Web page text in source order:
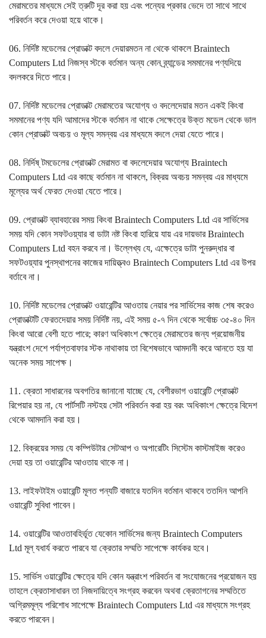
মেরামতের মাধ্যমে সেই ত্রুটি দূর করা হয় এবং পন্যের প্রকার ভেদে তা সাথে সাথে
পরিবর্তন করে দেওয়া হয়ে থাকে।
06. নির্দিষ্ট মডেলের প্রোডাক্ট বদলে দেয়ারমতন না থেকে থাকলে Braintech
Computers Ltd নিজস্ব স্টকে বর্তমান অন্য কোন ব্র্যান্ডের সমমানের পণ্যদিয়ে
বদলকরে দিতে পারে।
07. নির্দিষ্ট মডেলের প্রোডাক্ট মেরামতের অযোগ্য ও বদলেদেয়ার মতন একই কিংবা
সমমানের পণ্য যদি আমাদের স্টকে বর্তমান না থাকে সেক্ষেত্রে উক্ত মডেল থেকে ভাল
কোন প্রোডাক্ট অবচয় ও মূল্য সমন্বয় এর মাধ্যমে বদলে দেয়া যেতে পারে।
08. নির্দিষ্ টমডেলের প্রোডাক্ট মেরামত বা বদলেদেয়ার অযোগ্য Braintech
Computers Ltd এর কাছে বর্তমান না থাকলে, বিক্রয় অবচয় সমন্বয় এর মাধ্যমে
মূল্যের অর্থ ফেরত দেওয়া যেতে পারে।
09. প্রোডাক্ট ব্যাবহারের সময় কিংবা Braintech Computers Ltd এর সার্ভিসের
সময় যদি কোন সফটওয়্যার বা ডাটা নষ্ট কিংবা হারিয়ে যায় এর দায়ভার Braintech
Computers Ltd বহন করবে না। উল্লেখ্য যে, এক্ষেত্রে ডাটা পুনরুদ্ধার বা
সফটওয়্যার পুনস্থাপনের কাজের দায়িত্ত্বও Braintech Computers Ltd এর উপর
বর্তাবে না।
10. নির্দিষ্ট মডেলের প্রোডাক্ট ওয়ারেন্টির আওতায় নেয়ার পর সার্ভিসের কাজ শেষ করেও
প্রোডাক্টটি ফেরতদেয়ার সময় নির্দিষ্ট নয়, এই সময় ৫-৭ দিন থেকে সর্বোচ্চ ৩৫-৪০ দিন
কিংবা আরো বেশী হতে পারে; কারণ অধিকাংশ ক্ষেত্রে মেরামতের জন্য প্রয়োজনীয়
যন্ত্রাংশ দেশে পর্যাপ্তবাফার স্টক নাথাকায় তা বিশেষভাবে আমদানী করে আনতে হয় যা
অনেক সময় সাপেক্ষ।
11. ক্রেতা সাধারনের অবগতির জানানো যাচ্ছে যে, বেশীরভাগ ওয়ারেন্টি প্রোডাক্ট
রিপেয়ার হয় না, যে পার্টসটি নস্টহয় সেটা পরিবর্তন করা হয় বরং অধিকাংশ ক্ষেত্রে বিদেশ
থেকে আমদানি করা হয়।
12. বিক্রয়ের সময় যে কম্পিউটার সেটআপ ও অপারেটিং সিস্টেম কাস্টমাইজ করেও
দেয়া হয় তা ওয়ারেন্টির আওতায় থাকে না।
13. লাইফটাইম ওয়ারেন্টি মূলত পন্যটি বাজারে যতদিন বর্তমান থাকবে ততদিন আপনি
ওয়ারেন্টি সুবিধা পাবেন।
14. ওয়ারেন্টির আওতাবহির্ভূত যেকোন সার্ভিসের জন্য Braintech Computers
Ltd মূল্ যধার্য করতে পারবে যা ক্রেতার সম্মতি সাপেক্ষে কার্যকর হবে।
15. সার্ভিস ওয়ারেন্টির ক্ষেত্রে যদি কোন যন্ত্রাংশ পরিবর্তন বা সংযোজনের প্রয়োজন হয়
তাহলে ক্রেতাসাধারন তা নিজদায়িত্বে সংগ্রহ করবেন অথবা ক্রেতাগনের সম্মতিতে
অগ্রিমমূল্য পরিশোধ সাপেক্ষে Braintech Computers Ltd এর মাধ্যমে সংগ্রহ
করতে পারবেন।